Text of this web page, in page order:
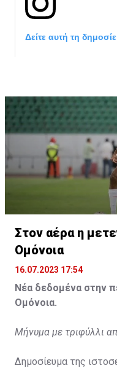
Δείτε αυτή τη
Στον αέρα η
Ομόνοια
16.07.2023 17:54
Νέα δεδομένα στην
Ομόνοια.
Μήνυμα με τριφύλλι
Δημοσίευμα της